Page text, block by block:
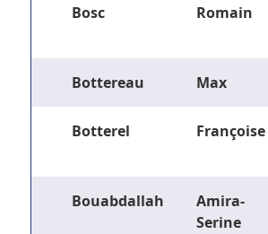
Bosc Romain
Bottereau Max
Botterel Françoise
Bouabdallah
Amira-
Serine